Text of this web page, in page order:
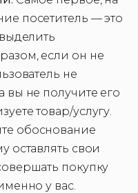
посетитель — это
если он не
не
вы не получите его
товар/услугу.
обоснование
оставлять свои
покупку
у вас.